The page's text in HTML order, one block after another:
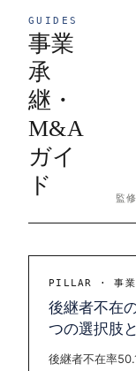
GUIDES
事業
承
継・
M&A
ガイ
ド
監
PILLAR · 事業
後継者不在
つの選択肢
後継者不在率